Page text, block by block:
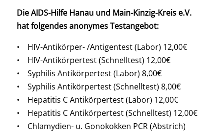
Die AIDS-Hilfe Hanau und Main-Kinzig-Kreis e.V.
hat folgendes anonymes Testangebot:
• HIV-Antikörper- /Antigentest (Labor) 12,00€
• HIV-Antikörpertest (Schnelltest) 12,00€
• Syphilis Antikörpertest (Labor) 8,00€
• Syphilis Antikörpertest (Schnelltest) 8,00€
• Hepatitis C Antikörpertest (Labor) 12,00€
• Hepatitis C Antikörpertest (Schnelltest) 12,00€
• Chlamydien- u. Gonokokken PCR (Abstrich)